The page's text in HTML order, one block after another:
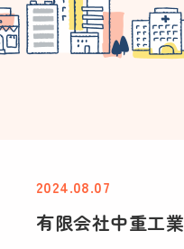
2024.08.07
有限会社中重工業